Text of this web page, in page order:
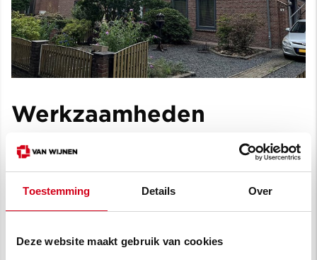
Toestemming Details Over
Deze website maakt gebruik van cookies
Werkzaamheden
Renovatie van drie verschillende
woningtypologieën binnen versnipperd
Labelsprong van G/D naar A
Dakisolatie van buitenaf en nieuwe